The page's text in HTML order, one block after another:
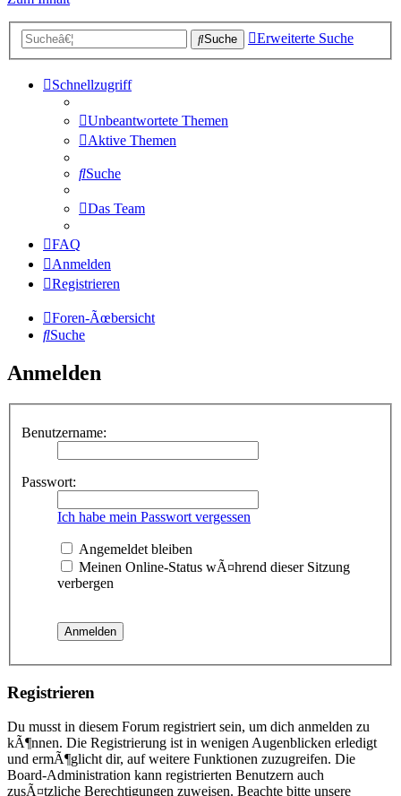
Suche Erweiterte Suche
Schnellzugriff
Unbeantwortete Themen
Aktive Themen
Suche
Das Team
FAQ
Anmelden
Registrieren
Foren-Ãœbersicht
Suche
Anmelden
Benutzername:
Passwort:
Ich habe mein Passwort vergessen
Angemeldet bleiben
Meinen Online-Status wÃ¤hrend dieser Sitzung
verbergen
Registrieren
Du musst in diesem Forum registriert sein, um dich anmelden zu
kÃ¶nnen. Die Registrierung ist in wenigen Augenblicken erledigt
und ermÃ¶glicht dir, auf weitere Funktionen zuzugreifen. Die
Board-Administration kann registrierten Benutzern auch
zusÃ¤tzliche Berechtigungen zuweisen. Beachte bitte unsere